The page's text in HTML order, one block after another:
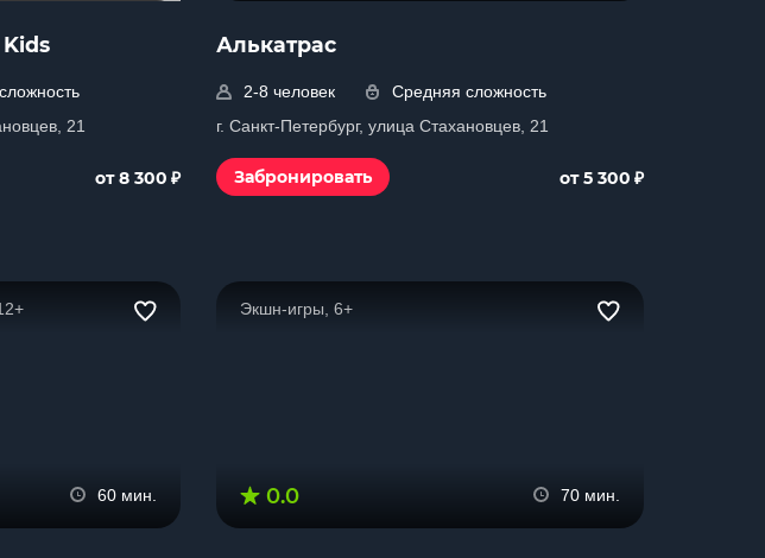
21
от 8 300 ₽
Алькатрас
2-8 человек
Средняя сложность
г. Санкт-Петербург, улица Стахановцев, 21
Забронировать от 5 300 ₽
60 мин.
Экшн-игры, 6+
0.0 70 мин.